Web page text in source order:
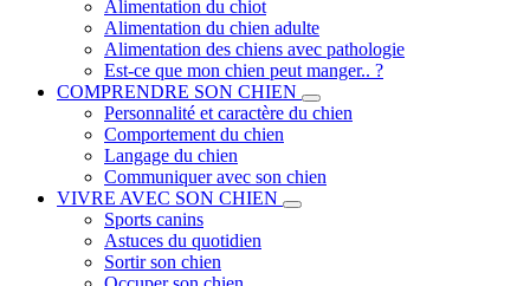
Alimentation du chiot
Alimentation du chien adulte
Alimentation des chiens avec pathologie
Est-ce que mon chien peut manger.. ?
COMPRENDRE SON CHIEN
Personnalité et caractère du chien
Comportement du chien
Langage du chien
Communiquer avec son chien
VIVRE AVEC SON CHIEN
Sports canins
Astuces du quotidien
Sortir son chien